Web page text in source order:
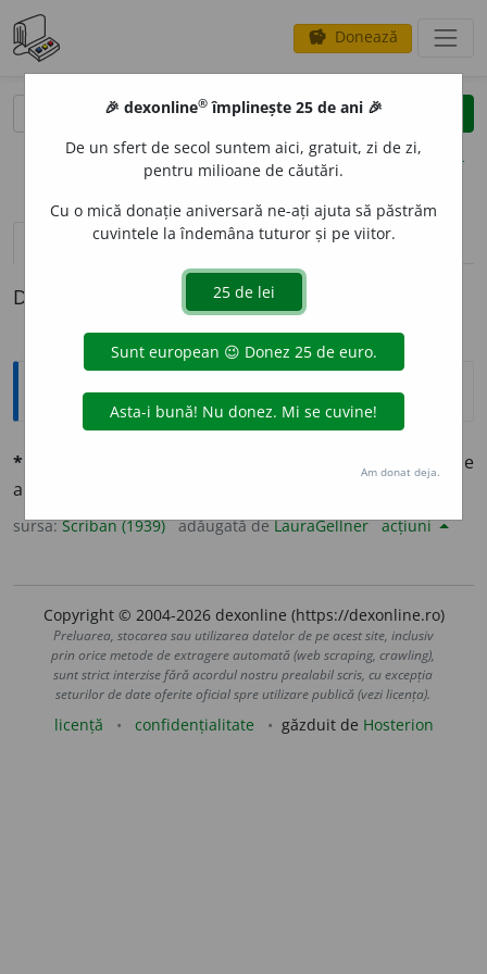
savings Donează
clear
opțiuni
definiții (1) pronunțievolume_up (2)
Definiția cu ID-ul 699823:
Explicative DEX
*promptitúdine
Calitatea de
a fi prompt.
sursa:Scriban (1939) adăugată deLauraGellner acțiuni
Copyright © 2004-2026 dexonline (https://dexonline.ro)
Preluarea, stocarea sau utilizarea datelor de pe acest site, inclusiv
prin orice metode de extragere automată (web scraping, crawling),
sunt strict interzise fără acordul nostru prealabil scris, cu excepția
seturilor de date oferite oficial spre utilizare publică (vezi licența).
licență confidențialitate găzduit de Hosterion
🎉 dexonline® împlinește 25 de ani 🎉
De un sfert de secol suntem aici, gratuit, zi de zi,
pentru milioane de căutări.
Cu o mică donație aniversară ne-ați ajuta să păstrăm
cuvintele la îndemâna tuturor și pe viitor.
Am donat deja.